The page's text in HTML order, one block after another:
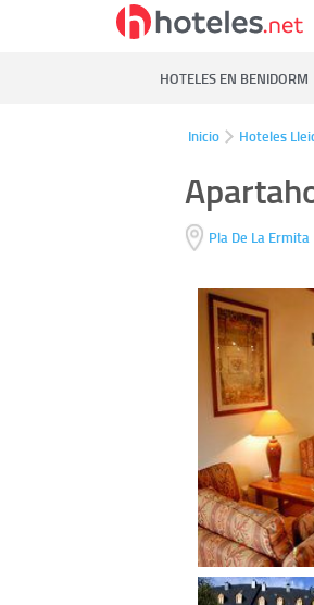
HOTELES EN BENIDORM
Inicio Hoteles
Pla De La Ermita